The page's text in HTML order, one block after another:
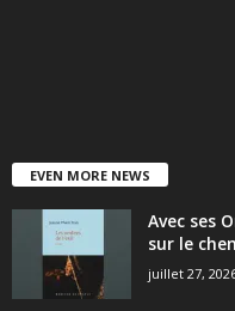
EVEN MORE NEWS
Avec ses
sur le
juillet 27,